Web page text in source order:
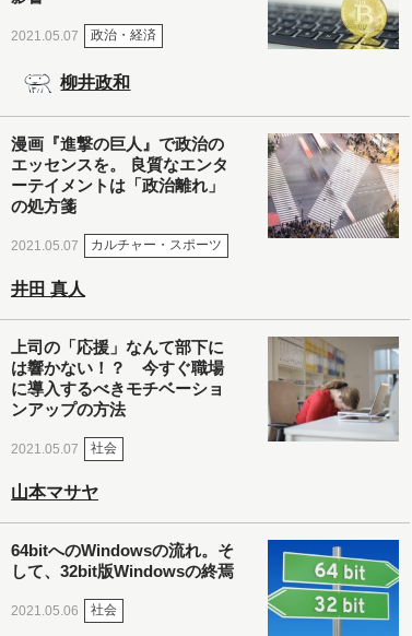
2021.05.07 政治・経済
柳井政和
漫画『進撃の巨人』で政治の
エッセンスを。 良質なエンタ
ーテイメントは「政治離れ」
の処方箋
2021.05.07 カルチャー・スポーツ
井田 真人
上司の「応援」なんて部下に
は響かない！？ 今すぐ職場
に導入するべきモチベーショ
ンアップの方法
2021.05.07 社会
山本マサヤ
64bitへのWindowsの流れ。そ
して、32bit版Windowsの終焉
2021.05.06 社会